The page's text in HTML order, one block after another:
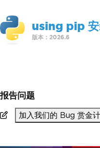
using pip
版本：2026.6
报告问题
加入我们的 Bug 赏金